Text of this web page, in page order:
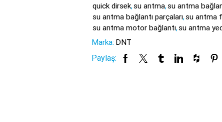
quick dirsek,su arıtma,su arıtma
su arıtma bağlantı parçaları,su arıtma
su arıtma motor bağlantı,su arıtma
Marka: DNT
Paylaş: